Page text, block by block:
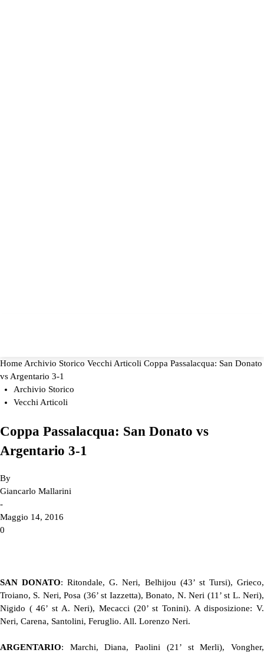
Home Archivio Storico Vecchi Articoli Coppa Passalacqua: San Donato
vs Argentario 3-1
Archivio Storico
Vecchi Articoli
Coppa Passalacqua: San Donato vs
Argentario 3-1
By
Giancarlo Mallarini
-
Maggio 14, 2016
0
SAN DONATO: Ritondale, G. Neri, Belhijou (43’ st Tursi), Grieco,
Troiano, S. Neri, Posa (36’ st Iazzetta), Bonato, N. Neri (11’ st L. Neri),
Nigido ( 46’ st A. Neri), Mecacci (20’ st Tonini). A disposizione: V.
Neri, Carena, Santolini, Feruglio. All. Lorenzo Neri.
ARGENTARIO: Marchi, Diana, Paolini (21’ st Merli), Vongher,